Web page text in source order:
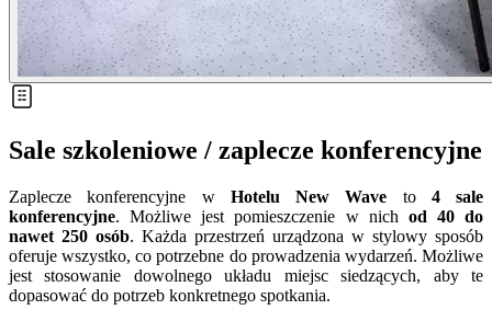
Sale szkoleniowe / zaplecze konferencyjne
Zaplecze konferencyjne wHotelu New Wave to 4 sale
konferencyjne. Możliwe jest pomieszczenie w nich od 40 do
nawet 250 osób. Każda przestrzeń urządzona w stylowy sposób
oferuje wszystko, co potrzebne do prowadzenia wydarzeń. Możliwe
jest stosowanie dowolnego układu miejsc siedzących, aby te
dopasować do potrzeb konkretnego spotkania.